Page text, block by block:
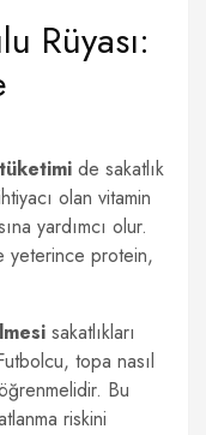
Rüyası:
de sakatlık
olan vitamin
yardımcı olur.
yeterince protein,
sakatlıkları
topa nasıl
Bu
riskini